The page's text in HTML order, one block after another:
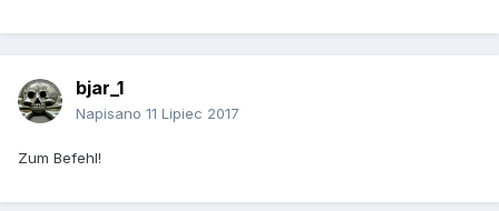
bjar_1
Napisano 11 Lipiec 2017
Zum Befehl!